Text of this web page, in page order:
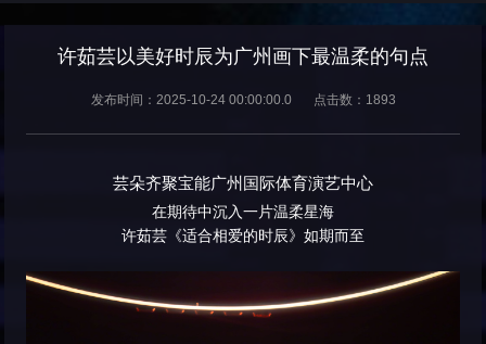
许茹芸以美好时辰为广州画下最温柔的句点
发布时间：2025-10-24 00:00:00.0 点击数：1893
芸朵齐聚宝能广州国际体育演艺中心
在期待中沉入一片温柔星海
许茹芸《适合相爱的时辰》如期而至